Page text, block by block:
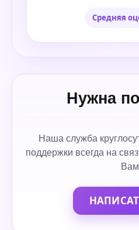
Средняя
Нужна
Наша служба
поддержки всегда на